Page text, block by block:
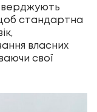
стандартна
власних
свої